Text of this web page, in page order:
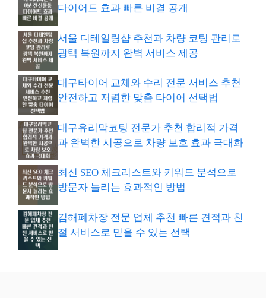
다이어트 효과 빠른 비결 공개
서울 디테일링샵 추천과 차량 코팅 관리로
광택 복원까지 완벽 서비스 제공
대구타이어 교체와 수리 전문 서비스 추천
안전하고 저렴한 맞춤 타이어 선택법
대구유리막코팅 전문가 추천 합리적 가격
과 완벽한 시공으로 차량 보호 효과 극대화
최신 SEO 체크리스트와 키워드 분석으로
방문자 늘리는 효과적인 방법
김해폐차장 전문 업체 추천 빠른 견적과 친
절 서비스로 믿을 수 있는 선택